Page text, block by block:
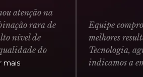
na
rara de
de
do
Equipe
melhores
Tecnologia,
indicamos a